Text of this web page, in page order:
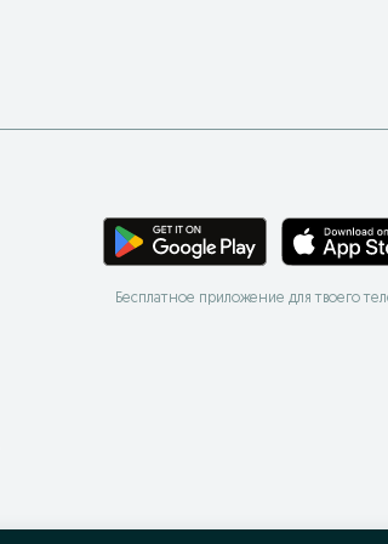
Бесплатное приложение для твоего